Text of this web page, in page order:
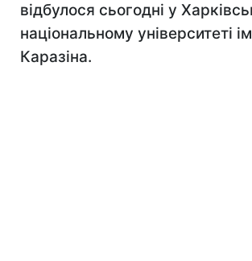
відбулося сьогодні у
національному університеті
Каразіна.